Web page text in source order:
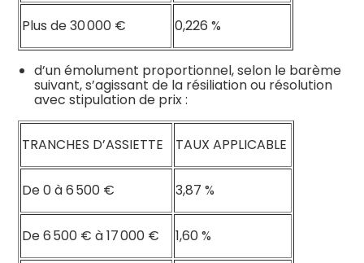
Plus de 30 000 € 0,226 %
d’un émolument proportionnel, selon le barème
suivant, s’agissant de la résiliation ou résolution
avec stipulation de prix :
TRANCHES D’ASSIETTE TAUX APPLICABLE
De 0 à 6 500 € 3,87 %
De 6 500 € à 17 000 € 1,60 %